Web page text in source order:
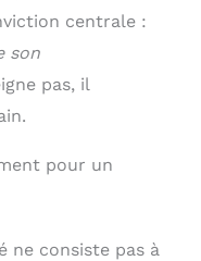
centrale :
son
pas, il
pour un
ne consiste pas à